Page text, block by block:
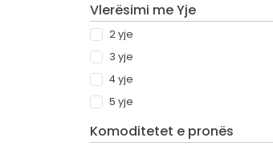
Vlerësimi me Yje
2 yje
3 yje
4 yje
5 yje
Komoditetet e pronës